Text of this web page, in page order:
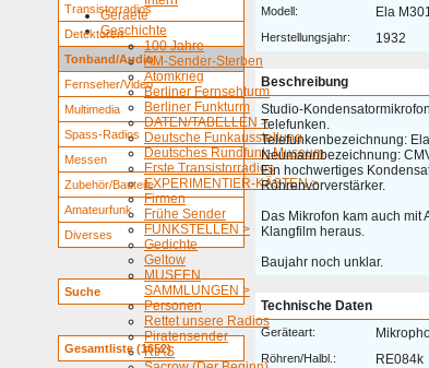
Geraete
Geschichte
100 Jahre
AM-Sender-Sterben
Atomkrieg
Berliner Fernsehturm
Berliner Funkturm
DATEN/TABELLEN >
Deutsche Funkausstellung
Deutsches Rundfunk-Museum
Erste Transistorradios
EXPERIMENTIER-KÄSTEN >
Firmen
Frühe Sender
FUNKSTELLEN >
Gedichte
Geltow
MUSEEN
SAMMLUNGEN >
Personen
Rettet unsere Radios
Piratensender
RIAS
Transistorradios
Detektoren
Tonband/Audio
Fernseher/Video
Multimedia
Spass-Radios
Messen
Zubehör/Bauteile
Amateurfunk
Diverses
Suche
Gesamtliste (1652)
Modell: Ela
Herstellungsjahr: 1932
Beschreibung
Studio-
Telefunken.
Telefunkenbezeichnung:
Neumannbezeichnung:
Ein hochwertiges
Röhrenvorverstärker.
Das Mikrofon kam auch mit
Klangfilm heraus.
Baujahr noch unklar.
Technische Daten
Geräteart:
Röhren/Halbl.: RE084k